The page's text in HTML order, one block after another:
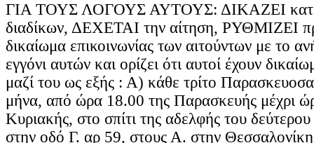
ΓΙΑ ΤΟΥΣ ΛΟΓΟΥΣ ΑΥΤΟΥΣ: ΔΙΚΑΖΕΙ κατ'
διαδίκων, ΔΕΧΕΤΑΙ την αίτηση, ΡΥΘΜΙΖΕΙ
δικαίωμα επικοινωνίας των αιτούντων με το
εγγόνι αυτών και ορίζει ότι αυτοί έχουν
μαζί του ως εξής : Α) κάθε τρίτο
μήνα, από ώρα 18.00 της Παρασκευής μέχρι
Κυριακής, στο σπίτι της αδελφής του
στην οδό Γ. αρ 59, στους Α. στην